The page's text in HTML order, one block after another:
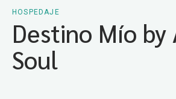
HOSPEDAJE
Destino Mío by
Soul